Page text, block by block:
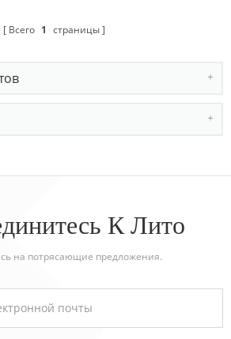
Всего 1 страницы
К Лито
на потрясающие предложения.